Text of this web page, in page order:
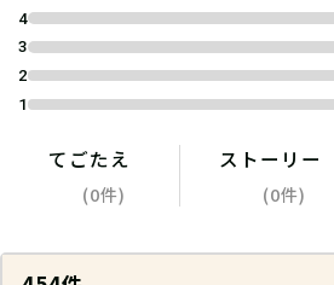
4
3
2
1
てごたえ
(0件)
ストーリー
(0件)